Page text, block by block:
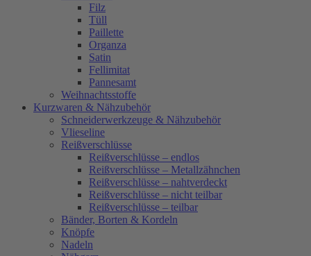
Filz
Tüll
Paillette
Organza
Satin
Fellimitat
Pannesamt
Weihnachtsstoffe
Kurzwaren & Nähzubehör
Schneiderwerkzeuge & Nähzubehör
Vlieseline
Reißverschlüsse
Reißverschlüsse – endlos
Reißverschlüsse – Metallzähnchen
Reißverschlüsse – nahtverdeckt
Reißverschlüsse – nicht teilbar
Reißverschlüsse – teilbar
Bänder, Borten & Kordeln
Knöpfe
Nadeln